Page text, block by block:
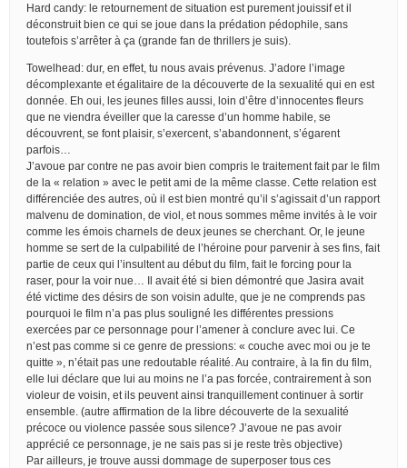
Hard candy: le retournement de situation est purement jouissif et il
déconstruit bien ce qui se joue dans la prédation pédophile, sans
toutefois s’arrêter à ça (grande fan de thrillers je suis).
Towelhead: dur, en effet, tu nous avais prévenus. J’adore l’image
décomplexante et égalitaire de la découverte de la sexualité qui en est
donnée. Eh oui, les jeunes filles aussi, loin d’être d’innocentes fleurs
que ne viendra éveiller que la caresse d’un homme habile, se
découvrent, se font plaisir, s’exercent, s’abandonnent, s’égarent
parfois…
J’avoue par contre ne pas avoir bien compris le traitement fait par le film
de la « relation » avec le petit ami de la même classe. Cette relation est
différenciée des autres, où il est bien montré qu’il s’agissait d’un rapport
malvenu de domination, de viol, et nous sommes même invités à le voir
comme les émois charnels de deux jeunes se cherchant. Or, le jeune
homme se sert de la culpabilité de l’héroine pour parvenir à ses fins, fait
partie de ceux qui l’insultent au début du film, fait le forcing pour la
raser, pour la voir nue… Il avait été si bien démontré que Jasira avait
été victime des désirs de son voisin adulte, que je ne comprends pas
pourquoi le film n’a pas plus souligné les différentes pressions
exercées par ce personnage pour l’amener à conclure avec lui. Ce
n’est pas comme si ce genre de pressions: « couche avec moi ou je te
quitte », n’était pas une redoutable réalité. Au contraire, à la fin du film,
elle lui déclare que lui au moins ne l’a pas forcée, contrairement à son
violeur de voisin, et ils peuvent ainsi tranquillement continuer à sortir
ensemble. (autre affirmation de la libre découverte de la sexualité
précoce ou violence passée sous silence? J’avoue ne pas avoir
apprécié ce personnage, je ne sais pas si je reste très objective)
Par ailleurs, je trouve aussi dommage de superposer tous ces